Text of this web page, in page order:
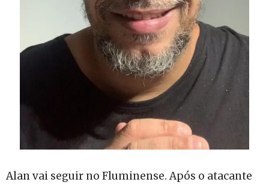
Alan vai seguir no Fluminense. Após o atacante